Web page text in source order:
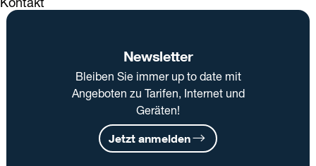
Newsletter
Bleiben Sie immer up to date mit
Angeboten zu Tarifen, Internet und
Geräten!
Jetzt anmelden